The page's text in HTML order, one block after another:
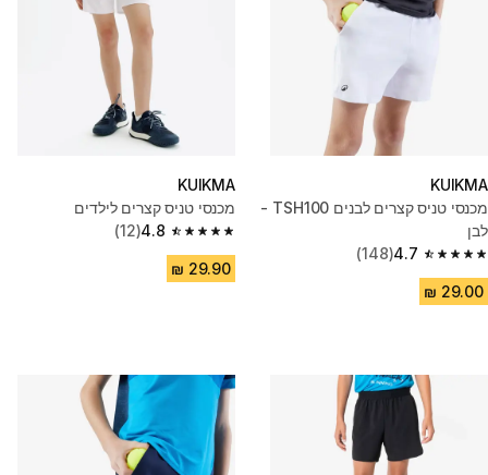
KUIKMA
מכנסי טניס קצרים לבנים TSH100 -
לבן
4.7
4.7 out of 5 stars from 148 reviews
(148)
KUIKMA
מכנסי טניס קצרים לילדים
4.8
4.8 out of 5 stars from 12 reviews
(12)